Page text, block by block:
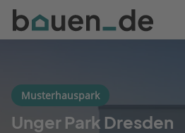
Bauen
Logo
Musterhauspark
Unger Park Dresden